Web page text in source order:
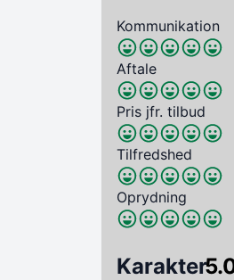
Kommunikation
Aftale
Pris jfr. tilbud
Tilfredshed
Oprydning
Karakter